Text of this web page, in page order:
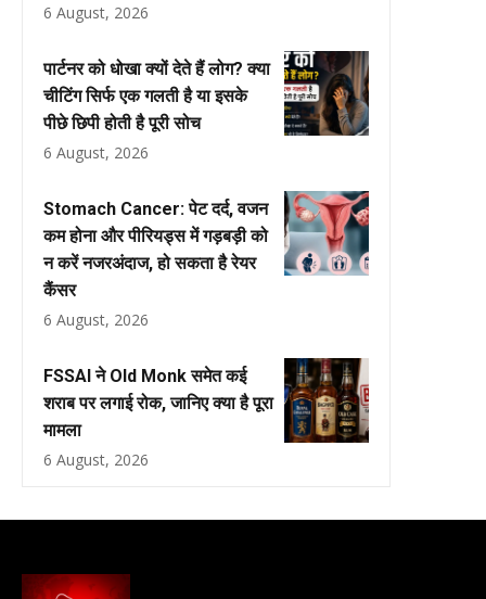
6 August, 2026
पार्टनर को धोखा क्यों देते हैं लोग? क्या
चीटिंग सिर्फ एक गलती है या इसके
पीछे छिपी होती है पूरी सोच
6 August, 2026
Stomach Cancer: पेट दर्द, वजन
कम होना और पीरियड्स में गड़बड़ी को
न करें नजरअंदाज, हो सकता है रेयर
कैंसर
6 August, 2026
FSSAI ने Old Monk समेत कई
शराब पर लगाई रोक, जानिए क्या है पूरा
मामला
6 August, 2026